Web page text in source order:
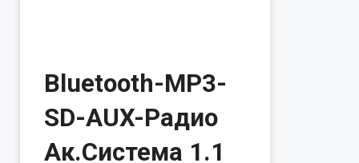
Bluetooth-MP3-
SD-AUX-Радио
Ак.Система 1.1